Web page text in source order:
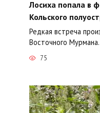
Лосиха попала в
Кольского
Редкая встреча
Восточного Мурмана.
75